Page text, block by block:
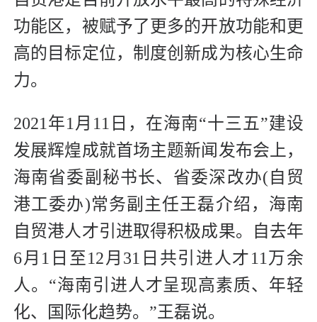
功能区，被赋予了更多的开放功能和更
高的目标定位，制度创新成为核心生命
力。
2021年1月11日，在海南“十三五”建设
发展辉煌成就首场主题新闻发布会上，
海南省委副秘书长、省委深改办(自贸
港工委办)常务副主任王磊介绍，海南
自贸港人才引进取得积极成果。自去年
6月1日至12月31日共引进人才11万余
人。“海南引进人才呈现高素质、年轻
化、国际化趋势。”王磊说。